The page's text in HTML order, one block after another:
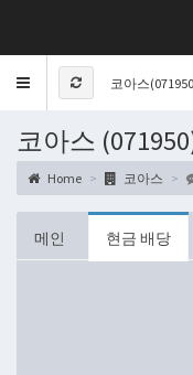
Toggle
navigation
코아스
코아스
Home 코아스
메인 현금 배당